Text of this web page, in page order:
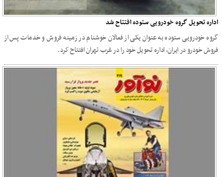
اداره تحویل گروه خودرویی ستوده افتتاح شد
گروه خودرویی ستوده به عنوان یکی از فعالان خوشنام در زمینه فروش و خدمات پس از
فروش خودرو در ایران، اداره تحویل خود را در غرب تهران افتتاح کرد.